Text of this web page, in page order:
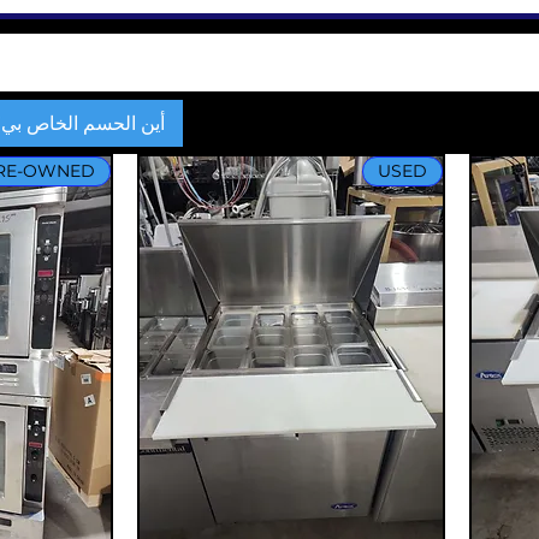
أين الحسم الخاص
USED
OWNED